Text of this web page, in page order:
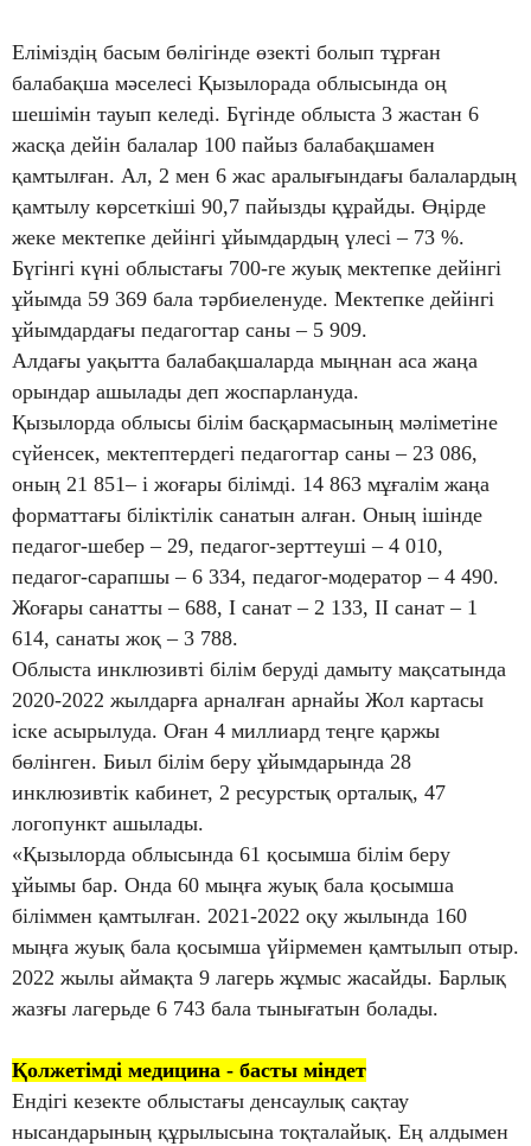
Еліміздің басым бөлігінде өзекті болып тұрған
балабақша мәселесі Қызылорада облысында оң
шешімін тауып келеді. Бүгінде облыста 3 жастан 6
жасқа дейін балалар 100 пайыз балабақшамен
қамтылған. Ал, 2 мен 6 жас аралығындағы балалардың
қамтылу көрсеткіші 90,7 пайызды құрайды. Өңірде
жеке мектепке дейінгі ұйымдардың үлесі – 73 %.
Бүгінгі күні облыстағы 700-ге жуық мектепке дейінгі
ұйымда 59 369 бала тәрбиеленуде. Мектепке дейінгі
ұйымдардағы педагогтар саны – 5 909.
Алдағы уақытта балабақшаларда мыңнан аса жаңа
орындар ашылады деп жоспарлануда.
Қызылорда облысы білім басқармасының мәліметіне
сүйенсек, мектептердегі педагогтар саны – 23 086,
оның 21 851– і жоғары білімді. 14 863 мұғалім жаңа
форматтағы біліктілік санатын алған. Оның ішінде
педагог-шебер – 29, педагог-зерттеуші – 4 010,
педагог-сарапшы – 6 334, педагог-модератор – 4 490.
Жоғары санатты – 688, І санат – 2 133, ІІ санат – 1
614, санаты жоқ – 3 788.
Облыста инклюзивті білім беруді дамыту мақсатында
2020-2022 жылдарға арналған арнайы Жол картасы
іске асырылуда. Оған 4 миллиард теңге қаржы
бөлінген. Биыл білім беру ұйымдарында 28
инклюзивтік кабинет, 2 ресурстық орталық, 47
логопункт ашылады.
«Қызылорда облысында 61 қосымша білім беру
ұйымы бар. Онда 60 мыңға жуық бала қосымша
біліммен қамтылған. 2021-2022 оқу жылында 160
мыңға жуық бала қосымша үйірмемен қамтылып отыр.
2022 жылы аймақта 9 лагерь жұмыс жасайды. Барлық
жазғы лагерьде 6 743 бала тынығатын болады.
Қолжетімді медицина - басты міндет
Ендігі кезекте облыстағы денсаулық сақтау
нысандарының құрылысына тоқталайық. Ең алдымен